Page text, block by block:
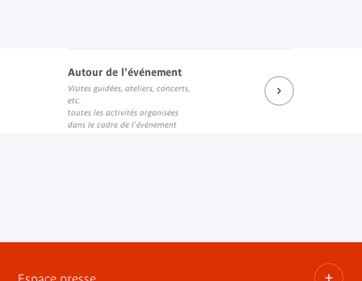
Autour de l'événement
Visites guidées, ateliers, concerts,
etc.
toutes les activités organisées
dans le cadre de l'événement